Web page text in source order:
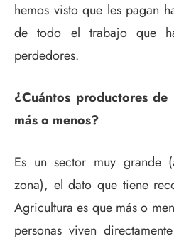
hemos visto que les pagan
de todo el trabajo que
perdedores.
¿Cuántos productores
más o menos?
Es un sector muy grande
zona), el dato que tiene
Agricultura es que más o
personas viven